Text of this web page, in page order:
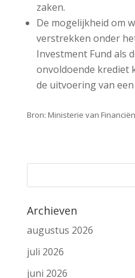
zaken.
De mogelijkheid om
verstrekken onder
Investment Fund als
onvoldoende krediet
de uitvoering van
Bron: Ministerie van
Archieven
augustus 2026
juli 2026
juni 2026